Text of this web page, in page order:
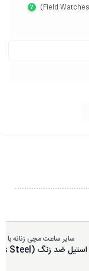
?
سایر ساعت مچی زنانه
استیل ضد زنگ (Stainless Steel)